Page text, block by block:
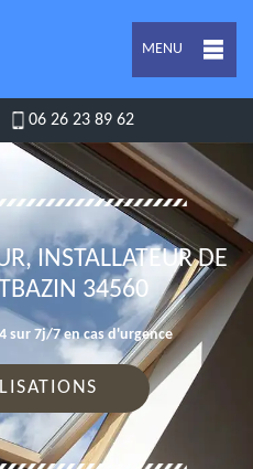
MENU
06 26 23 89 62
INSTALLATEUR DE
34560
sur 7j/7 en cas d'urgence